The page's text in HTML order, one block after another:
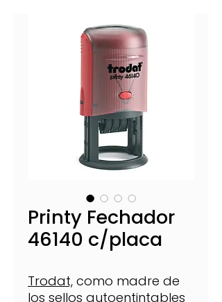
Printy Fechador
46140 c/placa
Trodat, como madre de
los sellos autoentintables